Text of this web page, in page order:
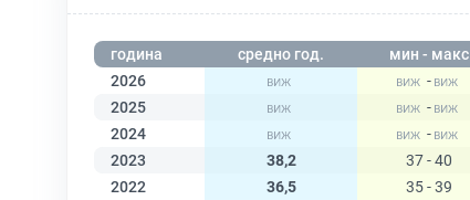
година средно год. мин - макс
2026
-
2025
-
2024
-
2023
38,2 37 - 40
2022
36,5 35 - 39